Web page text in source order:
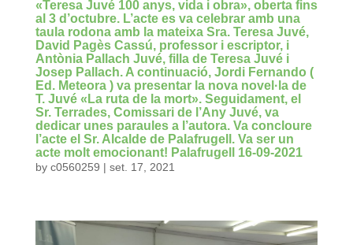
«Teresa Juvé 100 anys, vida i obra», oberta fins
al 3 d’octubre. L’acte es va celebrar amb una
taula rodona amb la mateixa Sra. Teresa Juvé,
David Pagès Cassú, professor i escriptor, i
Antònia Pallach Juvé, filla de Teresa Juvé i
Josep Pallach. A continuació, Jordi Fernando (
Ed. Meteora ) va presentar la nova novel·la de
T. Juvé «La ruta de la mort». Seguidament, el
Sr. Terrades, Comissari de l’Any Juvé, va
dedicar unes paraules a l’autora. Va concloure
l’acte el Sr. Alcalde de Palafrugell. Va ser un
acte molt emocionant! Palafrugell 16-09-2021
by c0560259 | set. 17, 2021